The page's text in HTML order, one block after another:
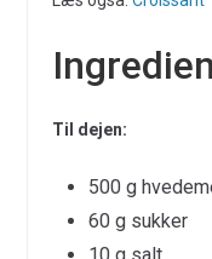
Til dejen:
500 g
60 g sukker